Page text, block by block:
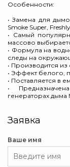
Особенности:
• Замена для
Smoke Super,
• Самый
массово
• Формула на
следы на
• Производится
• Эффект белого,
• Поставляется в
•
генераторах дыма
Заявка
Ваше имя